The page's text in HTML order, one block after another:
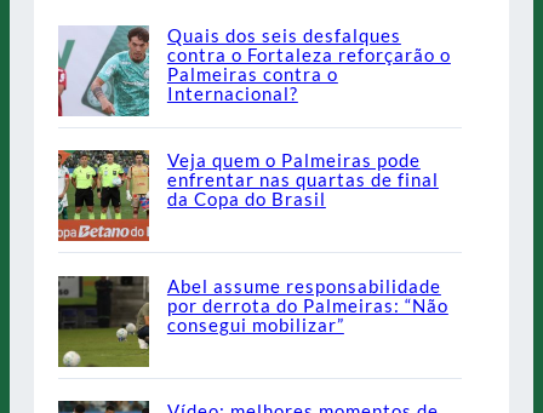
Quais dos seis desfalques
contra o Fortaleza reforçarão o
Palmeiras contra o
Internacional?
Veja quem o Palmeiras pode
enfrentar nas quartas de final
da Copa do Brasil
Abel assume responsabilidade
por derrota do Palmeiras: “Não
consegui mobilizar”